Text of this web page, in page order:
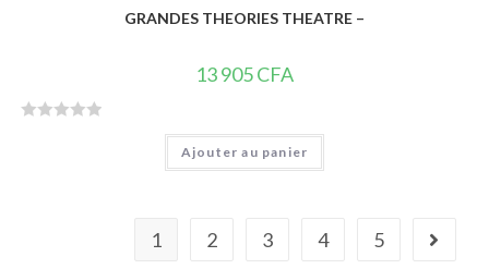
GRANDES THEORIES THEATRE –
13 905CFA
Ajouter au panier
1 2 3 4 5